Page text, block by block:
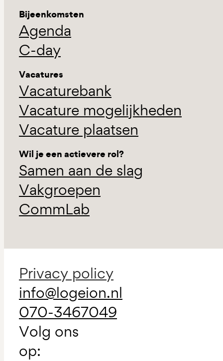
Bijeenkomsten
Agenda
C-day
Vacatures
Vacaturebank
Vacature mogelijkheden
Vacature plaatsen
Wil je een actievere rol?
Samen aan de slag
Vakgroepen
CommLab
Privacy policy
info@logeion.nl
070-3467049
Volg ons
op: